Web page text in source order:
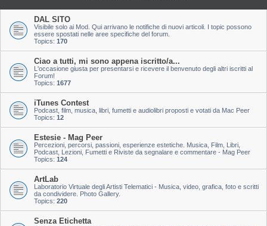
DAL SITO
Visibile solo ai Mod. Qui arrivano le notifiche di nuovi articoli. I topic possono
essere spostati nelle aree specifiche del forum.
Topics: 170
Ciao a tutti, mi sono appena iscritto/a...
L'occasione giusta per presentarsi e ricevere il benvenuto degli altri iscritti al
Forum!
Topics: 1677
iTunes Contest
Podcast, film, musica, libri, fumetti e audiolibri proposti e votati da Mac Peer
Topics: 12
Estesie - Mag Peer
Percezioni, percorsi, passioni, esperienze estetiche. Musica, Film, Libri,
Podcast, Lezioni, Fumetti e Riviste da segnalare e commentare - Mag Peer
Topics: 124
ArtLab
Laboratorio Virtuale degli Artisti Telematici - Musica, video, grafica, foto e scritti
da condividere. Photo Gallery.
Topics: 220
Senza Etichetta